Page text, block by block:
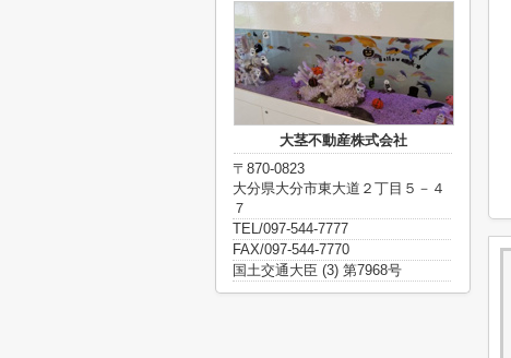
大茎不動産株式会社
〒870-0823
大分県大分市東大道２丁目５－４
７
TEL/097-544-7777
FAX/097-544-7770
国土交通大臣 (3) 第7968号